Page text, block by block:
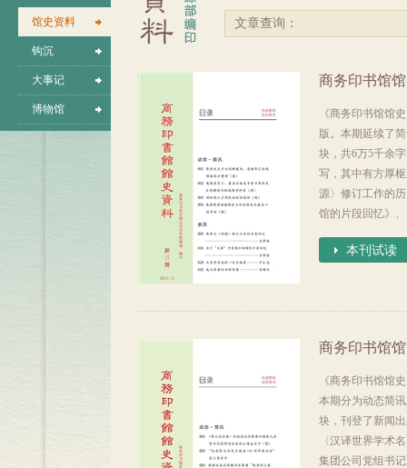
馆史资料
钩沉
大事记
博物馆
文章查询：
商务印书馆
《商务印书馆馆
版。本期延续了
块，共6万5千余
写，其中有方厚
源〉修订工作的
馆的片段回忆》
本刊试读
商务印书馆
《商务印书馆馆
本期分为动态简
块，刊登了新闻
〈汉译世界学术
集团公司党组书